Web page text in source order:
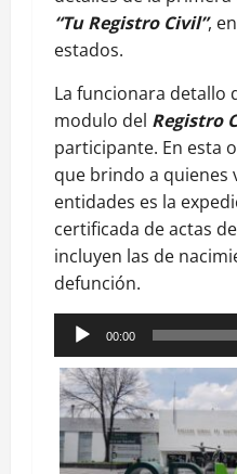
“Tu Registro Civil”,
estados.
La funcionara detallo
modulo del Registro
participante. En esta
que brindo a quienes
entidades es la
certificada de actas
incluyen las de
defunción.
Reproductor
de
audio
00:00